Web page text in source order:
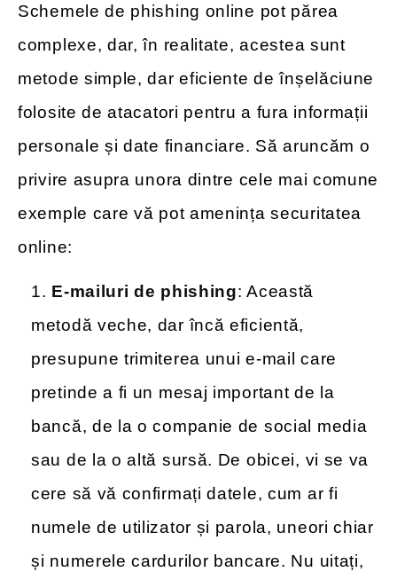
Schemele de phishing online pot părea
complexe, dar, în realitate, acestea sunt
metode simple, dar eficiente de înșelăciune
folosite de atacatori pentru a fura informații
personale și date financiare. Să aruncăm o
privire asupra unora dintre cele mai comune
exemple care vă pot amenința securitatea
online:
E-mailuri de phishing: Această
metodă veche, dar încă eficientă,
presupune trimiterea unui e-mail care
pretinde a fi un mesaj important de la
bancă, de la o companie de social media
sau de la o altă sursă. De obicei, vi se va
cere să vă confirmați datele, cum ar fi
numele de utilizator și parola, uneori chiar
și numerele cardurilor bancare. Nu uitați,